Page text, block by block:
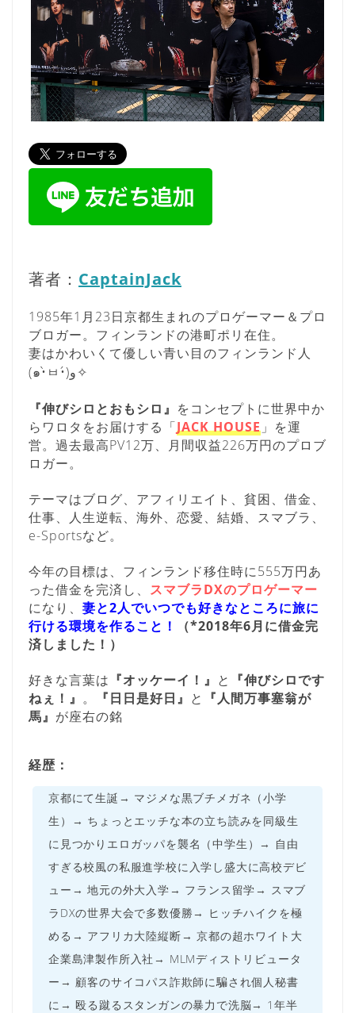
著者： CaptainJack
1985年1月23日京都生まれのプロゲーマー＆プロ
ブロガー。フィンランドの港町ポリ在住。
妻はかわいくて優しい青い目のフィンランド人
(๑•̀ㅂ•́)و✧
『伸びシロとおもシロ』 をコンセプトに世界中か
らワロタをお届けする「JACK HOUSE 」を運
営。過去最高PV12万、月間収益226万円のプロブ
ロガー。
テーマはブログ、アフィリエイト、貧困、借金、
仕事、人生逆転、海外、恋愛、結婚、スマブラ、
e-Sportsなど。
今年の目標は、フィンランド移住時に555万円あ
った借金を完済し、 スマブラDXのプロゲーマー
になり、 妻と2人でいつでも好きなところに旅に
行ける環境を作ること！
（*2018年6月に借金完
済しました！）
好きな言葉は 『オッケーイ！』 と 『伸びシロです
ねぇ！』 。 『日日是好日』 と 『人間万事塞翁が
馬』 が座右の銘
経歴：
京都にて生誕→ マジメな黒ブチメガネ（小学
生）→ ちょっとエッチな本の立ち読みを同級生
に見つかりエロガッパを襲名（中学生）→ 自由
すぎる校風の私服進学校に入学し盛大に高校デビ
ュー→ 地元の外大入学→ フランス留学→ スマブ
ラDXの世界大会で多数優勝→ ヒッチハイクを極
める→ アフリカ大陸縦断→ 京都の超ホワイト大
企業島津製作所入社→ MLMディストリビュータ
ー→ 顧客のサイコパス詐欺師に騙され個人秘書
に→ 殴る蹴るスタンガンの暴力で洗脳→ 1年半